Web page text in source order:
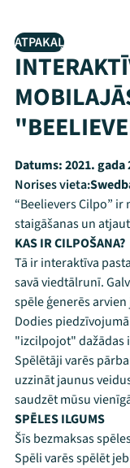
ATPAKAĻ
Datums:2021. gada
Norises vieta:
“Beelievers Cilpo”
staigāšanas un
KAS IR CILPOŠANA?
Tā ir interaktīva
savā viedtālrunī.
spēle ģenerēs
Dodies
"izcilpojot" dažādas
Spēlētāji varēs
uzzināt jaunus
saudzēt mūsu
SPĒLES ILGUMS
Šīs bezmaksas
Spēli varēs spēlēt